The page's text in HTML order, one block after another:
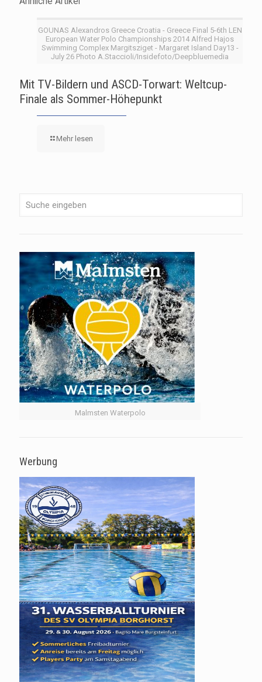
GOUNAS Alexandros Greece Croatia - Greece Final 5-6th LEN
European Water Polo Championships 2014 Alfred Hajos
Swimming Complex Margitsziget - Margaret Island Day13 -
July 26 Photo A.Staccioli/Insidefoto/Deepbluemedia
Mit TV-Bildern und ASCD-Torwart: Weltcup-
Finale als Sommer-Höhepunkt
Mehr lesen
Malmsten Waterpolo
Werbung